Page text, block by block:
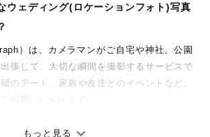
ウェディング(ロケーションフォト)写真
）は、カメラマンがご自宅や神社、公園
張して、大切な瞬間を撮影するサービスで
のデート、家族や友達とのイベントなど、
大切に、何十年経っても見返したくなるよ
もっと見る